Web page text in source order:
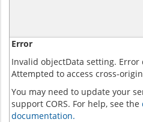
Error
Invalid objectData setting. Error
Attempted to access cross-
You may need to update your
support CORS. For help, see the
documentation.